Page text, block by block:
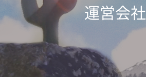
運営会社